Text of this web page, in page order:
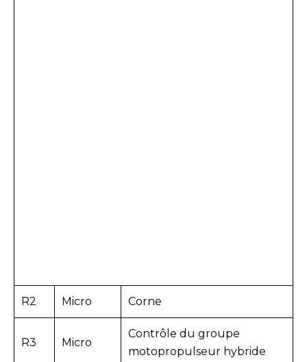
R2 Micro Corne
R3 Micro
Contrôle du groupe
motopropulseur hybride